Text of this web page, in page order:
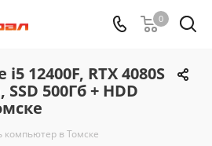
0
12400F, RTX 4080S
SSD 500Гб + HDD
компьютер в Томске